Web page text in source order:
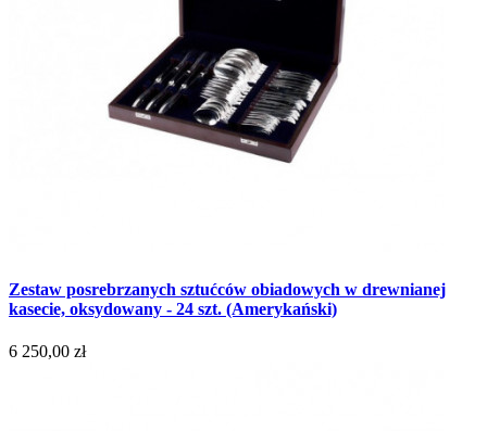
Zestaw posrebrzanych sztućców obiadowych w drewnianej
kasecie, oksydowany - 24 szt. (Amerykański)
6 250,00 zł